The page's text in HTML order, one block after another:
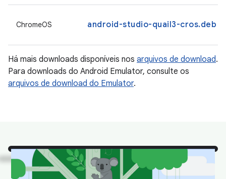
ChromeOS android-studio-quail3-cros.deb
Há mais downloads disponíveis nos arquivos de download.
Para downloads do Android Emulator, consulte os
arquivos de download do Emulator.